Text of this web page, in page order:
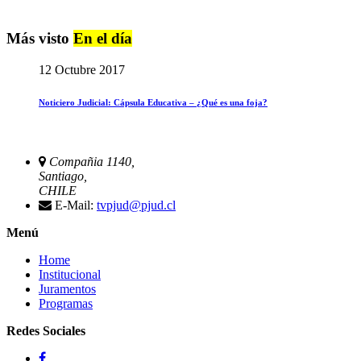
Más visto En el día
12 Octubre 2017
Noticiero Judicial: Cápsula Educativa – ¿Qué es una foja?
Compañia 1140,
Santiago,
CHILE
E-Mail: tvpjud@pjud.cl
Menú
Home
Institucional
Juramentos
Programas
Redes Sociales